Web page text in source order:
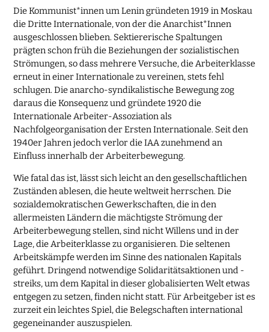
Die Kommunist*innen um Lenin gründeten 1919 in Moskau
die Dritte Internationale, von der die Anarchist*Innen
ausgeschlossen blieben. Sektiererische Spaltungen
prägten schon früh die Beziehungen der sozialistischen
Strömungen, so dass mehrere Versuche, die Arbeiterklasse
erneut in einer Internationale zu vereinen, stets fehl
schlugen. Die anarcho-syndikalistische Bewegung zog
daraus die Konsequenz und gründete 1920 die
Internationale Arbeiter-Assoziation als
Nachfolgeorganisation der Ersten Internationale. Seit den
1940er Jahren jedoch verlor die IAA zunehmend an
Einfluss innerhalb der Arbeiterbewegung.
Wie fatal das ist, lässt sich leicht an den gesellschaftlichen
Zuständen ablesen, die heute weltweit herrschen. Die
sozialdemokratischen Gewerkschaften, die in den
allermeisten Ländern die mächtigste Strömung der
Arbeiterbewegung stellen, sind nicht Willens und in der
Lage, die Arbeiterklasse zu organisieren. Die seltenen
Arbeitskämpfe werden im Sinne des nationalen Kapitals
geführt. Dringend notwendige Solidaritätsaktionen und -
streiks, um dem Kapital in dieser globalisierten Welt etwas
entgegen zu setzen, finden nicht statt. Für Arbeitgeber ist es
zurzeit ein leichtes Spiel, die Belegschaften international
gegeneinander auszuspielen.